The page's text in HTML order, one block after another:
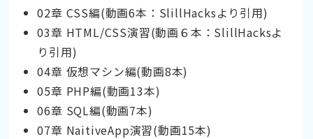
02章 CSS編(動画6本：SlillHacksより引用)
03章 HTML/CSS演習(動画６本：SlillHacksよ
り引用)
04章 仮想マシン編(動画8本)
05章 PHP編(動画13本)
06章 SQL編(動画7本)
07章 NaitiveApp演習(動画15本)